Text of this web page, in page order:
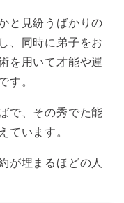
と見紛うばかりの
、同時に弟子をお
を用いて才能や運
す。
で、その秀でた能
ています。
が埋まるほどの人